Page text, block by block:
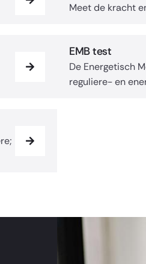
Meet de kracht
EMB test
De Energetisch
reguliere- en